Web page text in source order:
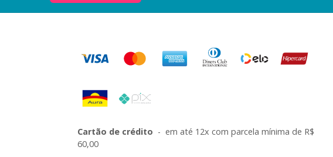
Cartão de crédito - em até 12x com parcela mínima de R$
60,00